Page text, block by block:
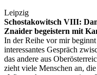
Leipzig
Schostakowitsch VIII:
Znaider begeistern mit
In der Reihe vor mir
interessantes Gespräch
das andere aus
zieht viele Menschen an,